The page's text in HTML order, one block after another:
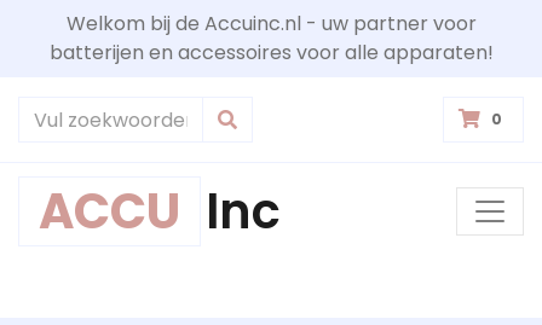
Welkom bij de Accuinc.nl - uw partner voor
batterijen en accessoires voor alle apparaten!
0
ACCU Inc